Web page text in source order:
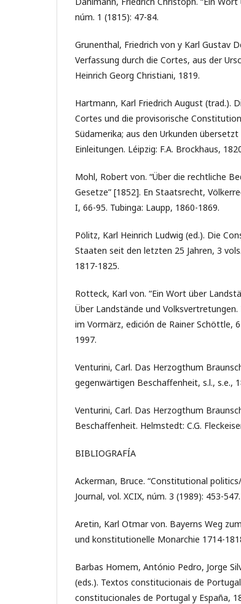
núm. 1 (1815): 47-84.
Grunenthal, Friedrich von y Karl Gustav
Verfassung durch die Cortes, aus der
Heinrich Georg Christiani, 1819.
Hartmann, Karl Friedrich August (trad.).
Cortes und die provisorische
Südamerika; aus den Urkunden
Einleitungen. Léipzig: F.A. Brockhaus,
Mohl, Robert von. “Über die rechtliche
Gesetze” [1852]. En Staatsrecht,
I, 66-95. Tubinga: Laupp, 1860-1869.
Pölitz, Karl Heinrich Ludwig (ed.). Die
Staaten seit den letzten 25 Jahren, 3
1817-1825.
Rotteck, Karl von. “Ein Wort über
Über Landstände und
im Vormärz, edición de Rainer Schöttle,
1997.
Venturini, Carl. Das Herzogthum
gegenwärtigen Beschaffenheit, s.l., s.e.,
Venturini, Carl. Das Herzogthum
Beschaffenheit. Helmstedt: C.G.
BIBLIOGRAFÍA
Ackerman, Bruce. “Constitutional
Journal, vol. XCIX, núm. 3 (1989): 453-547.
Aretin, Karl Otmar von. Bayerns Weg
und konstitutionelle Monarchie 1714-
Barbas Homem, António Pedro, Jorge
(eds.). Textos constitucionais de
constitucionales de Portugal y España,